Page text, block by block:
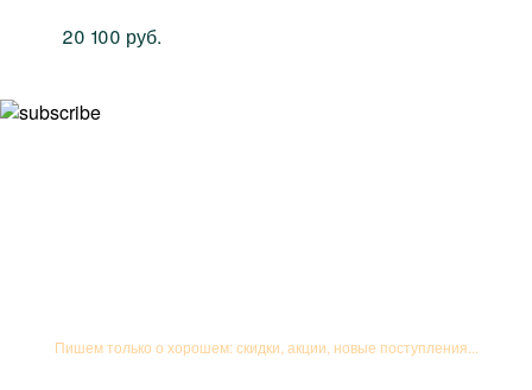
20 100 руб.
Пишем только о хорошем: скидки, акции, новые поступления...